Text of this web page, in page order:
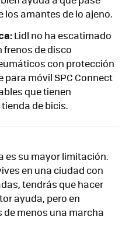
amantes de lo ajeno.
Lidl no ha escatimado
frenos de disco
con protección
móvil SPC Connect
que tienen
de bicis.
es su mayor limitación.
en una ciudad con
tendrás que hacer
ayuda, pero en
menos una marcha